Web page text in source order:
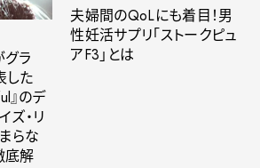
グラ
した
』のデ
ズ・リ
らな
底解
夫婦間のQoLにも着目！男
性妊活サプリ「ストークピュ
アF3」とは